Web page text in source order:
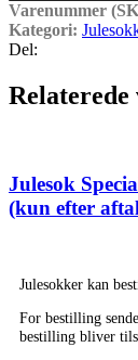
Varenummer
Kategori:
Del:
Julesok
(kun efter
Julesokker kan
For bestilling
bestilling bliver